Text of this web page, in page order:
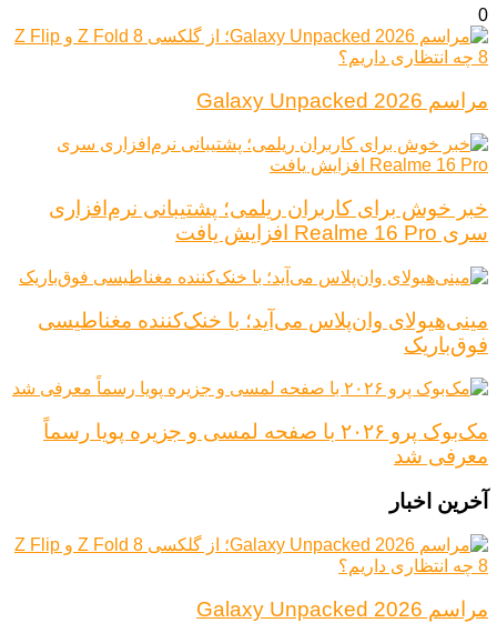
0
مراسم Galaxy Unpacked 2026
خبر خوش برای کاربران ریلمی؛ پشتیبانی نرم‌افزاری
سری Realme 16 Pro افزایش یافت
مینی‌هیولای وان‌پلاس می‌آید؛ با خنک‌کننده مغناطیسی
فوق‌باریک
مک‌بوک پرو ۲۰۲۶ با صفحه لمسی و جزیره پویا رسماً
معرفی شد
آخرین اخبار
مراسم Galaxy Unpacked 2026